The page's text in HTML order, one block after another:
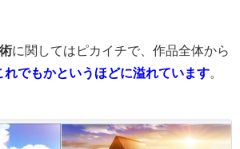
に関してはピカイチで、作品全体から
れでもかというほどに溢れています。